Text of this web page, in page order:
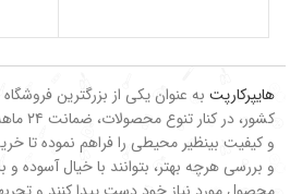
هایپرکارپت به عنوان یکی از بزرگترین
کشور،
و کیفیت بینظیر محیطی را فراهم نموده تا
و بررسی هرچه بهتر، بتوانند با خیال آسوده و